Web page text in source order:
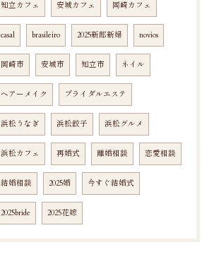
知立カフェ 安城カフェ 岡崎カフェ
casal brasileiro 2025新郎新婦 novios
岡崎市 安城市 知立市 ネイル
ヘアーメイク ブライダルエステ
浜松うなぎ 浜松餃子 浜松グルメ
浜松カフェ 再婚式 離婚相談 恋愛相談
結婚相談 2025婚 今すぐ結婚式
2025bride 2025花嫁